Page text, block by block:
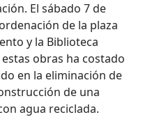
El sábado 7 de
de la plaza
y la Biblioteca
obras ha costado
en la eliminación de
de una
agua reciclada.